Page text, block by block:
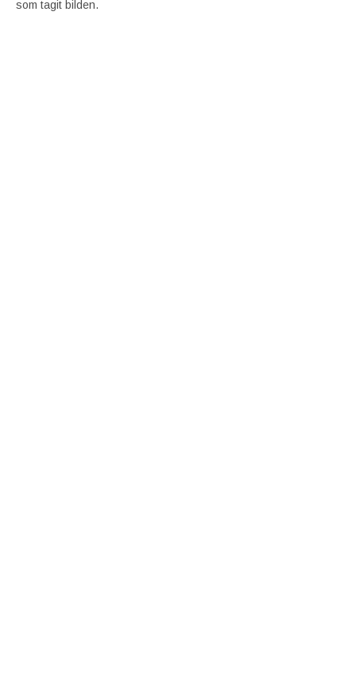
som tagit bilden.